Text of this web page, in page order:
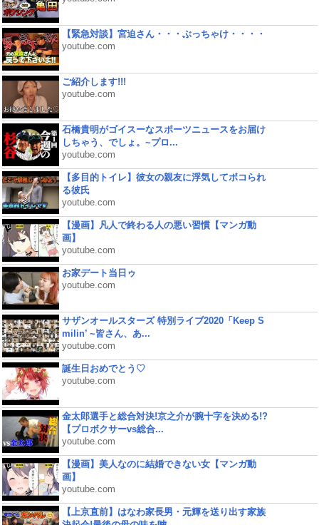
【緊急対談】宮迫さん・・・ぶっちゃけ・・・・
youtube.com
ご紹介します!!!
youtube.com
石橋貴明がゴイスーなスポーツニュースをお届け
しちゃう、でしょ。~プロ...
youtube.com
【多目的トイレ】彼女の親友に浮気してボコられ
る彼氏
youtube.com
【漫画】凡人で終わる人の悪い習慣【マンガ動
画】
youtube.com
お家デート当日ゥ
youtube.com
サザンオールスターズ 特別ライブ2020「Keep S
milin’ ~皆さん、あ...
youtube.com
誕生日おめでとう♡
youtube.com
金太郎選手と総合対決!京之介が腕十字を決める!?
【プロボクサーvs総合...
youtube.com
【漫画】美人なのに結婚できない女【マンガ動
画】
youtube.com
【上京直前】はなわ家長男・元輝を送り出す家族